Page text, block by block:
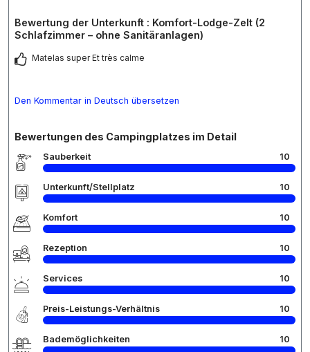
Bewertung der Unterkunft : Komfort-Lodge-Zelt (2
Schlafzimmer – ohne Sanitäranlagen)
Matelas super Et très calme
Den Kommentar in Deutsch übersetzen
Bewertungen des Campingplatzes im Detail
Sauberkeit 10
Unterkunft/Stellplatz 10
Komfort 10
Rezeption 10
Services 10
Preis-Leistungs-Verhältnis 10
Bademöglichkeiten 10